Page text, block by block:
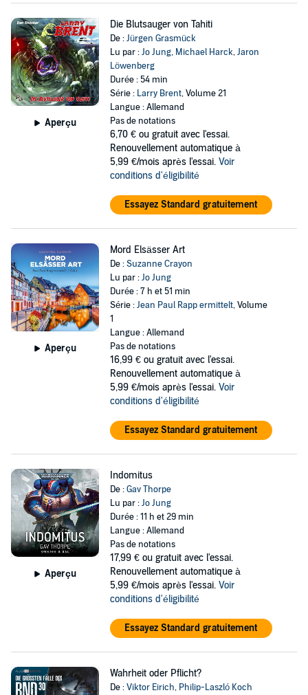
Aperçu
Die Blutsauger von Tahiti
De :Jürgen Grasmück
Lu par :Jo Jung, Michael Harck,Jaron
Löwenberg
Durée : 54 min
Série : Larry Brent, Volume 21
Langue : Allemand
Pas de notations
6,70 € ou gratuit avec l'essai.
Renouvellement automatique à
5,99 €/mois après l'essai. Voir
conditions d'éligibilité
Essayez Standard gratuitement
Aperçu
Mord Elsässer Art
De :Suzanne Crayon
Lu par :Jo Jung
Durée : 7 h et 51 min
Série :Jean Paul Rapp ermittelt, Volume
1
Langue : Allemand
Pas de notations
16,99 € ou gratuit avec l'essai.
Renouvellement automatique à
5,99 €/mois après l'essai. Voir
conditions d'éligibilité
Essayez Standard gratuitement
Aperçu
Indomitus
De :Gav Thorpe
Lu par :Jo Jung
Durée : 11 h et 29 min
Langue : Allemand
Pas de notations
17,99 € ou gratuit avec l'essai.
Renouvellement automatique à
5,99 €/mois après l'essai. Voir
conditions d'éligibilité
Essayez Standard gratuitement
Wahrheit oder Pflicht?
De :Viktor Eirich, Philip-Laszló Koch